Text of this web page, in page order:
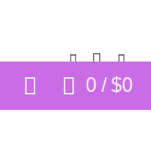
0 / $0